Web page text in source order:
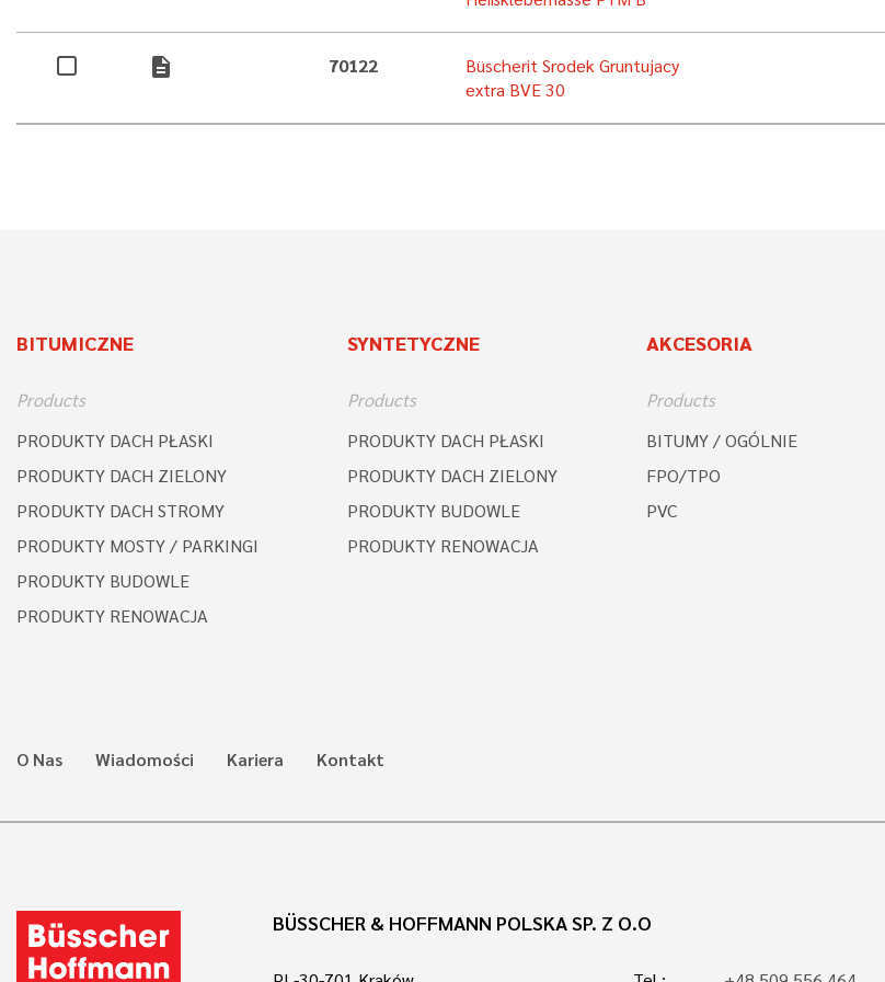
description 70122
Büscherit Srodek Gruntujacy
extra BVE 30
BITUMICZNE
Products
PRODUKTY DACH PŁASKI
PRODUKTY DACH ZIELONY
PRODUKTY DACH STROMY
PRODUKTY MOSTY / PARKINGI
PRODUKTY BUDOWLE
PRODUKTY RENOWACJA
SYNTETYCZNE
Products
PRODUKTY DACH PŁASKI
PRODUKTY DACH ZIELONY
PRODUKTY BUDOWLE
PRODUKTY RENOWACJA
AKCESORIA
Products
BITUMY / OGÓLNIE
FPO/TPO
PVC
O Nas Wiadomości Kariera Kontakt
BÜSSCHER & HOFFMANN POLSKA SP. Z O.O